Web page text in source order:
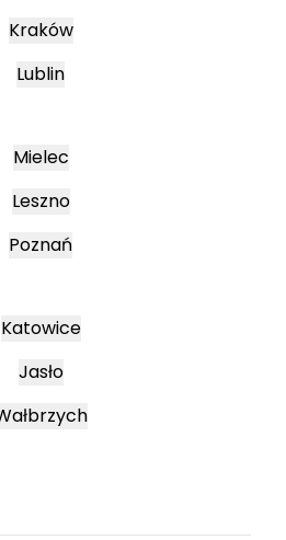
Kraków
Lublin
Mielec
Leszno
Poznań
Katowice
Jasło